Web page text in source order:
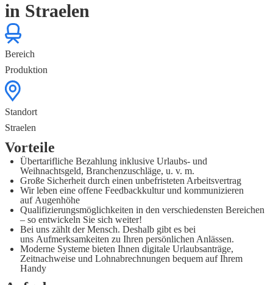
in Straelen
Bereich
Produktion
Standort
Straelen
Vorteile
Übertarifliche Bezahlung inklusive Urlaubs- und
Weihnachtsgeld, Branchenzuschläge, u. v. m.
Große Sicherheit durch einen unbefristeten Arbeitsvertrag
Wir leben eine offene Feedbackkultur und kommunizieren
auf Augenhöhe
Qualifizierungsmöglichkeiten in den verschiedensten Bereichen
– so entwickeln Sie sich weiter!
Bei uns zählt der Mensch. Deshalb gibt es bei
uns Aufmerksamkeiten zu Ihren persönlichen Anlässen.
Moderne Systeme bieten Ihnen digitale Urlaubsanträge,
Zeitnachweise und Lohnabrechnungen bequem auf Ihrem
Handy